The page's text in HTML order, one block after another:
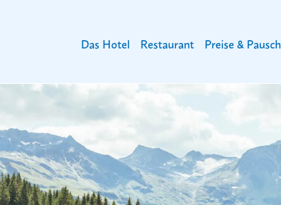
Das Hotel Restaurant Preise &